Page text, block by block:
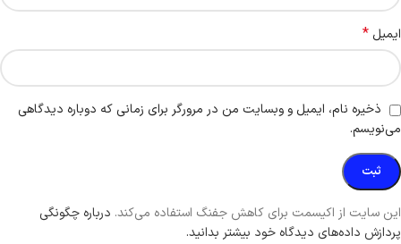
ایمیل *
ذخیره نام، ایمیل و وبسایت من در مرورگر برای زمانی که دوباره دیدگاهی
می‌نویسم.
این سایت از اکیسمت برای کاهش جفنگ استفاده می‌کند. درباره چگونگی
پردازش داده‌های دیدگاه خود بیشتر بدانید.